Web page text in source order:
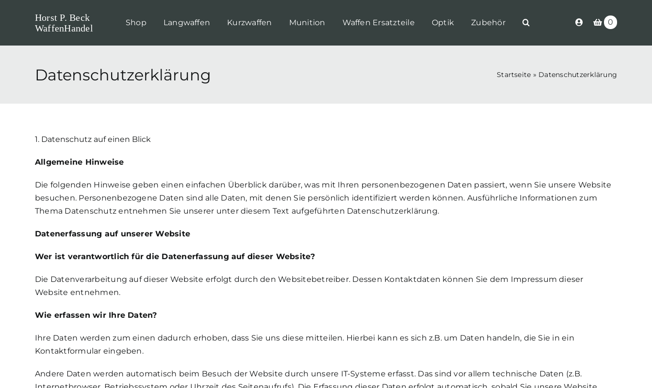
Horst P. Beck
WaffenHandel
Shop Langwaffen Kurzwaffen Munition Waffen Ersatzteile Optik Zubehör 0
Datenschutzerklärung Startseite » Datenschutzerklärung
1. Datenschutz auf einen Blick
Allgemeine Hinweise
Die folgenden Hinweise geben einen einfachen Überblick darüber, was mit Ihren personenbezogenen Daten passiert, wenn Sie unsere Website
besuchen. Personenbezogene Daten sind alle Daten, mit denen Sie persönlich identifiziert werden können. Ausführliche Informationen zum
Thema Datenschutz entnehmen Sie unserer unter diesem Text aufgeführten Datenschutzerklärung.
Datenerfassung auf unserer Website
Wer ist verantwortlich für die Datenerfassung auf dieser Website?
Die Datenverarbeitung auf dieser Website erfolgt durch den Websitebetreiber. Dessen Kontaktdaten können Sie dem Impressum dieser
Website entnehmen.
Wie erfassen wir Ihre Daten?
Ihre Daten werden zum einen dadurch erhoben, dass Sie uns diese mitteilen. Hierbei kann es sich z.B. um Daten handeln, die Sie in ein
Kontaktformular eingeben.
Andere Daten werden automatisch beim Besuch der Website durch unsere IT-Systeme erfasst. Das sind vor allem technische Daten (z.B.